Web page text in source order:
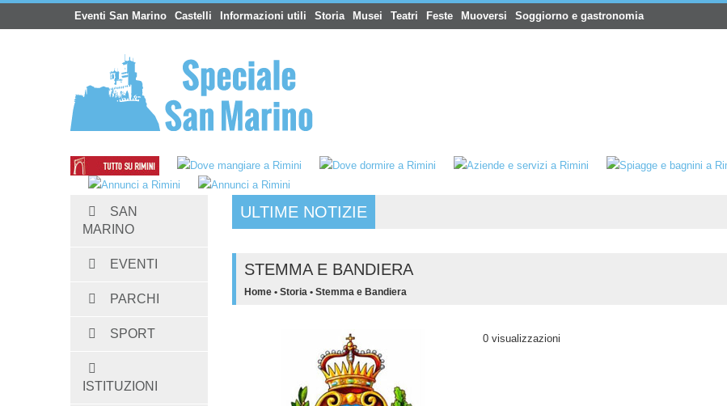
Eventi San Marino Castelli Informazioni utili Storia Musei Teatri Feste Muoversi Soggiorno e gastronomia
SAN
MARINO
EVENTI
PARCHI
SPORT
ISTITUZIONI
ULTIME NOTIZIE
STEMMA E BANDIERA
Home • Storia • Stemma e Bandiera
0 visualizzazioni